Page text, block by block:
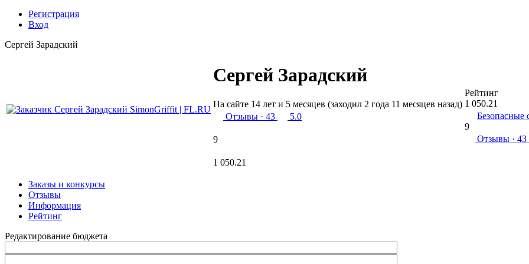
Регистрация
Вход
Сергей Зарадский
Сергей Зарадский
На сайте 14 лет и 5 месяцев (заходил 2 года 11 месяцев назад)
Отзывы · 43 5.0
9
1 050.21
Рейтинг
1 050.21
Безопасные
9
Отзывы · 43
Заказы и конкурсы
Отзывы
Информация
Рейтинг
Редактирование бюджета